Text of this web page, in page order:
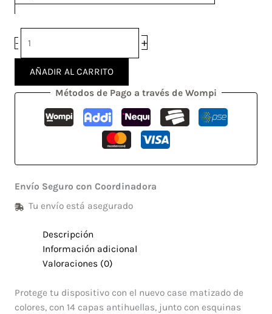
- +
AÑADIR AL CARRITO
Métodos de Pago a través de Wompi
Envío Seguro con Coordinadora
Tu envío está asegurado
Descripción
Información adicional
Valoraciones (0)
Protege tu dispositivo con el nuevo case matizado de
colores, con 14 capas antihuellas, junto con esquinas